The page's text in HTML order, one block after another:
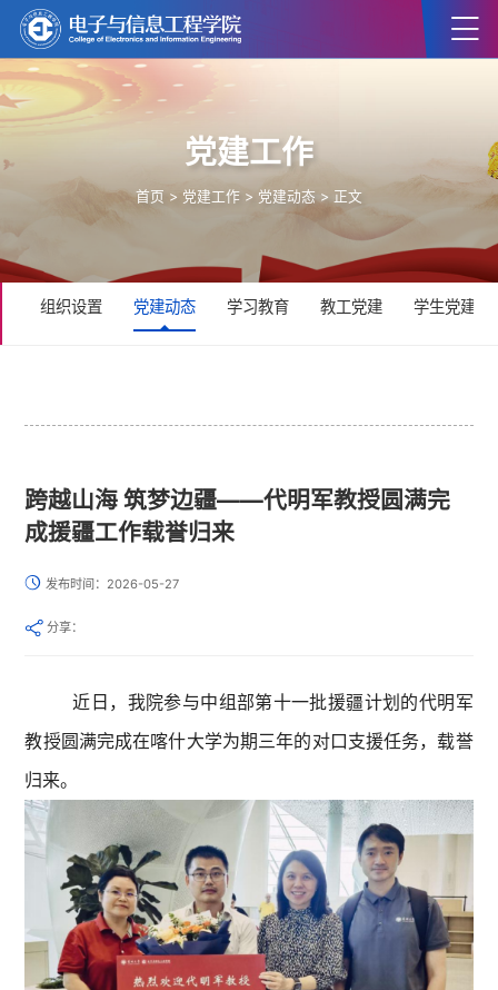
党建工作
首页 > 党建工作 > 党建动态> 正文
组织设置 党建动态 学习教育 教工党建 学生党建
跨越山海 筑梦边疆——代明军教授圆满完
成援疆工作载誉归来
发布时间：2026-05-27
分享：
近日，我院参与中组部第十一批援疆计划的代明军
教授圆满完成在喀什大学为期三年的对口支援任务，载誉
归来。